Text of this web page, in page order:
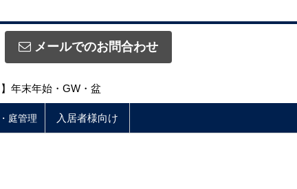
メールでのお問合わせ
年末年始・GW・盆
庭管理 入居者様向け